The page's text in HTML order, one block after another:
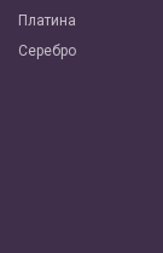
Платина
Серебро